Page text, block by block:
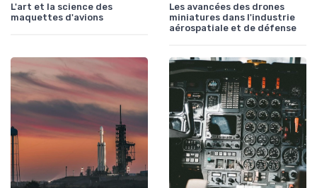
L'art et la science des
maquettes d'avions
Les avancées des drones
miniatures dans l'industrie
aérospatiale et de défense